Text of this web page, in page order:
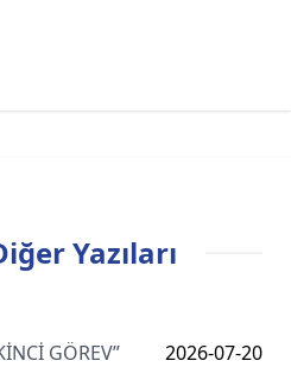
Yazıları
GÖREV”
2026-07-20